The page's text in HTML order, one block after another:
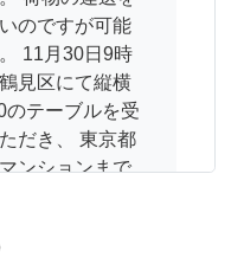
のですが可能
11月30日9時
見区にて縦横
のテーブルを受
だき、 東京都
ンションまで
中に荷物をピ